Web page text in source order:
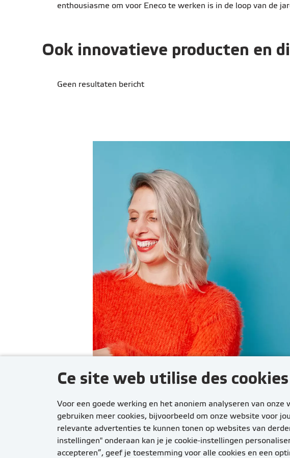
Ce site web utilise des cookies
Voor een goede werking en het anoniem analyseren van
gebruiken meer cookies, bijvoorbeeld om onze website voor
relevante advertenties te kunnen tonen op websites van
instellingen" onderaan kan je je cookie-instellingen
accepteren”, geef je toestemming voor alle cookies en een
enthousiasme om voor Eneco te werken is in de loop van de
Ook innovatieve producten en
Geen resultaten bericht